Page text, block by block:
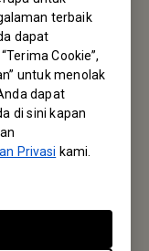
terbaik
dapat
Cookie”,
untuk menolak
dapat
di sini kapan
Privasi kami.
terbaru kami
S. Parman kav. 77,